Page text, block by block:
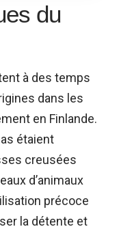
du
à des temps
dans les
en Finlande.
étaient
creusées
d’animaux
précoce
la détente et